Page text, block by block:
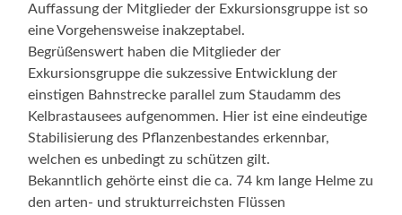
Auffassung der Mitglieder der Exkursionsgruppe ist so
eine Vorgehensweise inakzeptabel.
Begrüßenswert haben die Mitglieder der
Exkursionsgruppe die sukzessive Entwicklung der
einstigen Bahnstrecke parallel zum Staudamm des
Kelbrastausees aufgenommen. Hier ist eine eindeutige
Stabilisierung des Pflanzenbestandes erkennbar,
welchen es unbedingt zu schützen gilt.
Bekanntlich gehörte einst die ca. 74 km lange Helme zu
den arten- und strukturreichsten Flüssen